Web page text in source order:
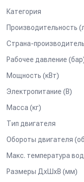
Категория
Производительность
Страна-производитель
Рабочее давление
Мощность (кВт)
Электропитание (В)
Масса (кг)
Тип двигателя
Обороты двигателя
Размеры ДхШхВ (мм)